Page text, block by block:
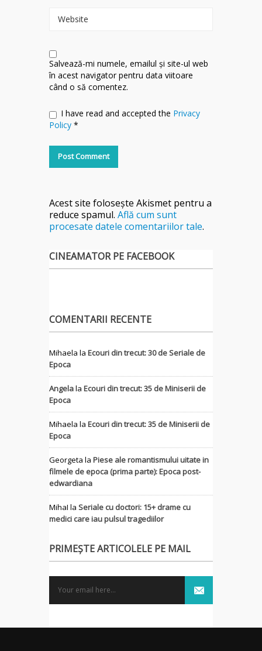
Website
Salvează-mi numele, emailul și site-ul web
în acest navigator pentru data viitoare
când o să comentez.
I have read and accepted the Privacy
Policy *
Acest site folosește Akismet pentru a
reduce spamul. Află cum sunt
procesate datele comentariilor tale.
CINEAMATOR PE FACEBOOK
COMENTARII RECENTE
Mihaela la Ecouri din trecut: 30 de Seriale de
Epoca
Angelala Ecouri din trecut: 35 de Miniserii de
Epoca
Mihaela la Ecouri din trecut: 35 de Miniserii de
Epoca
Georgeta la Piese ale romantismului uitate in
filmele de epoca (prima parte): Epoca post-
edwardiana
MihaI la Seriale cu doctori: 15+ drame cu
medici care iau pulsul tragediilor
PRIMEȘTE ARTICOLELE PE MAIL